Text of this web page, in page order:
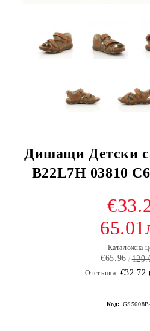
Дишащи Детски
B22L7H 03810
Каталожна
€65.96
Отстъпка: €32.72
Код: